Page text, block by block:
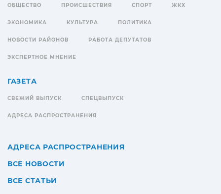
ОБЩЕСТВО ПРОИСШЕСТВИЯ СПОРТ ЖКХ
ЭКОНОМИКА КУЛЬТУРА ПОЛИТИКА
НОВОСТИ РАЙОНОВ РАБОТА ДЕПУТАТОВ
ЭКСПЕРТНОЕ МНЕНИЕ
ГАЗЕТА
СВЕЖИЙ ВЫПУСК СПЕЦВЫПУСК
АДРЕСА РАСПРОСТРАНЕНИЯ
АДРЕСА РАСПРОСТРАНЕНИЯ
ВСЕ НОВОСТИ
ВСЕ СТАТЬИ